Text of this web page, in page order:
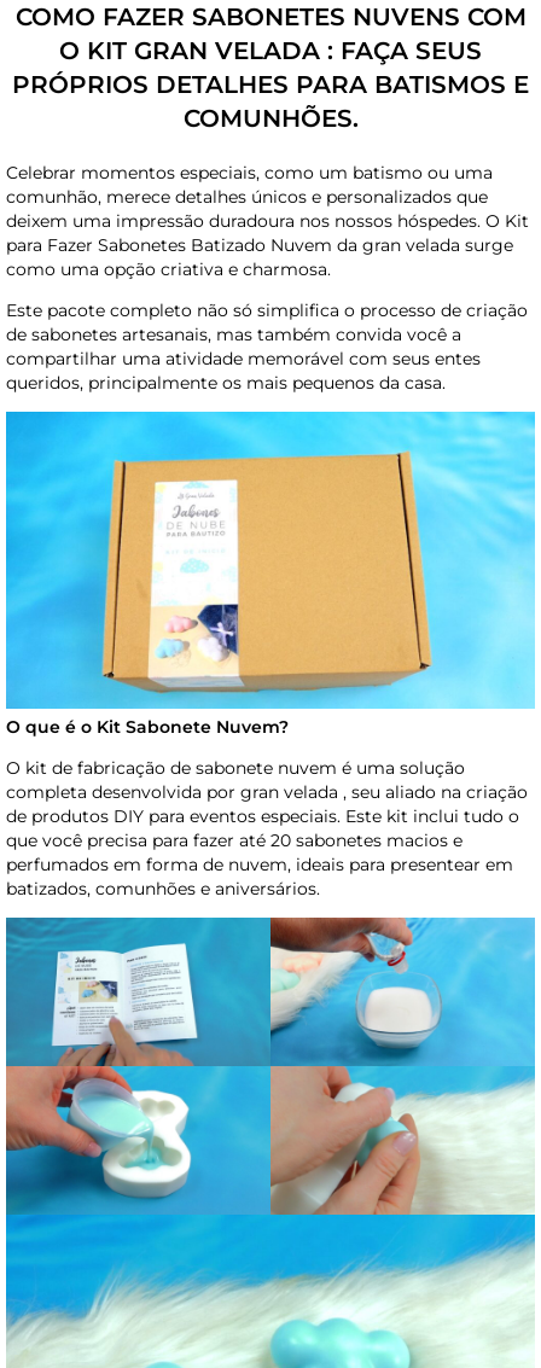
COMO FAZER SABONETES NUVENS COM
O KIT GRAN VELADA : FAÇA SEUS
PRÓPRIOS DETALHES PARA BATISMOS E
COMUNHÕES.
Celebrar momentos especiais, como um batismo ou uma
comunhão, merece detalhes únicos e personalizados que
deixem uma impressão duradoura nos nossos hóspedes. O Kit
para Fazer Sabonetes Batizado Nuvem da gran velada surge
como uma opção criativa e charmosa.
Este pacote completo não só simplifica o processo de criação
de sabonetes artesanais, mas também convida você a
compartilhar uma atividade memorável com seus entes
queridos, principalmente os mais pequenos da casa.
O que é o Kit Sabonete Nuvem?
O kit de fabricação de sabonete nuvem é uma solução
completa desenvolvida por gran velada , seu aliado na criação
de produtos DIY para eventos especiais. Este kit inclui tudo o
que você precisa para fazer até 20 sabonetes macios e
perfumados em forma de nuvem, ideais para presentear em
batizados, comunhões e aniversários.